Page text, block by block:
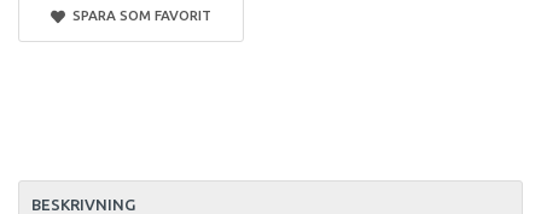
SPARA SOM FAVORIT
BESKRIVNING